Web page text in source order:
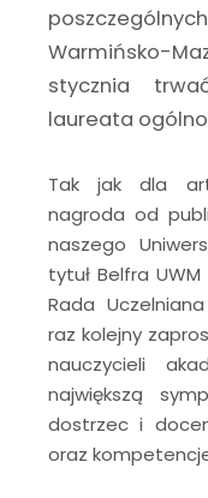
Warmińsko-
stycznia
laureata
Tak jak dla
nagroda od
naszego
tytuł Belfra
Rada
raz kolejny
nauczycieli
największą
dostrzec i
oraz